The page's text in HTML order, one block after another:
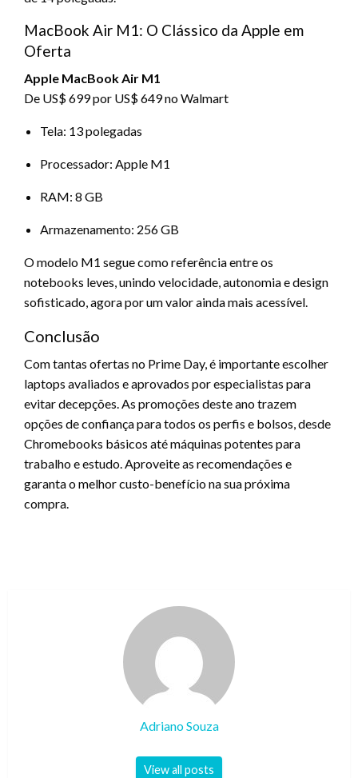
MacBook Air M1: O Clássico da Apple em
Oferta
Apple MacBook Air M1
De US$ 699 por US$ 649 no Walmart
Tela: 13 polegadas
Processador: Apple M1
RAM: 8 GB
Armazenamento: 256 GB
O modelo M1 segue como referência entre os
notebooks leves, unindo velocidade, autonomia e design
sofisticado, agora por um valor ainda mais acessível.
Conclusão
Com tantas ofertas no Prime Day, é importante escolher
laptops avaliados e aprovados por especialistas para
evitar decepções. As promoções deste ano trazem
opções de confiança para todos os perfis e bolsos, desde
Chromebooks básicos até máquinas potentes para
trabalho e estudo. Aproveite as recomendações e
garanta o melhor custo-benefício na sua próxima
compra.
Adriano Souza
View all posts